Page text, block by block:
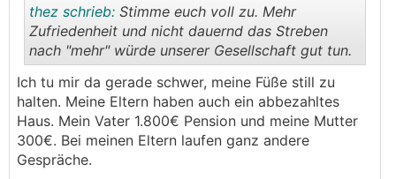
ausgeben und die sagen selber es macht keinen
Unterschied ob die Pension jetzt ein Tausender
mehr oder weniger ist. Sie leben gefühlt wie
Krösuse mit 4 Mal Urlaub im Jahr.
..
thez schrieb: Stimme euch voll zu. Mehr
Zufriedenheit und nicht dauernd das Streben
nach "mehr" würde unserer Gesellschaft gut tun.
Ich tu mir da gerade schwer, meine Füße still zu
halten. Meine Eltern haben auch ein abbezahltes
Haus. Mein Vater 1.800€ Pension und meine Mutter
300€. Bei meinen Eltern laufen ganz andere
Gespräche.